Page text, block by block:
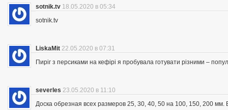
sotnik.tv 18.05.2020 в 05:34
sotnik.tv
LiskaMit 22.05.2020 в 07:31
Пиріг з персиками на кефірі я пробувала готувати різними –
severles 23.05.2020 в 11:10
Доска обрезная всех размеров 25, 30, 40, 50 на 100, 150, 200